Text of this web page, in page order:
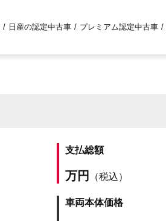
日産の認定中古車 プレミアム認定中古車
支払総額
万円 （税込）
車両本体価格